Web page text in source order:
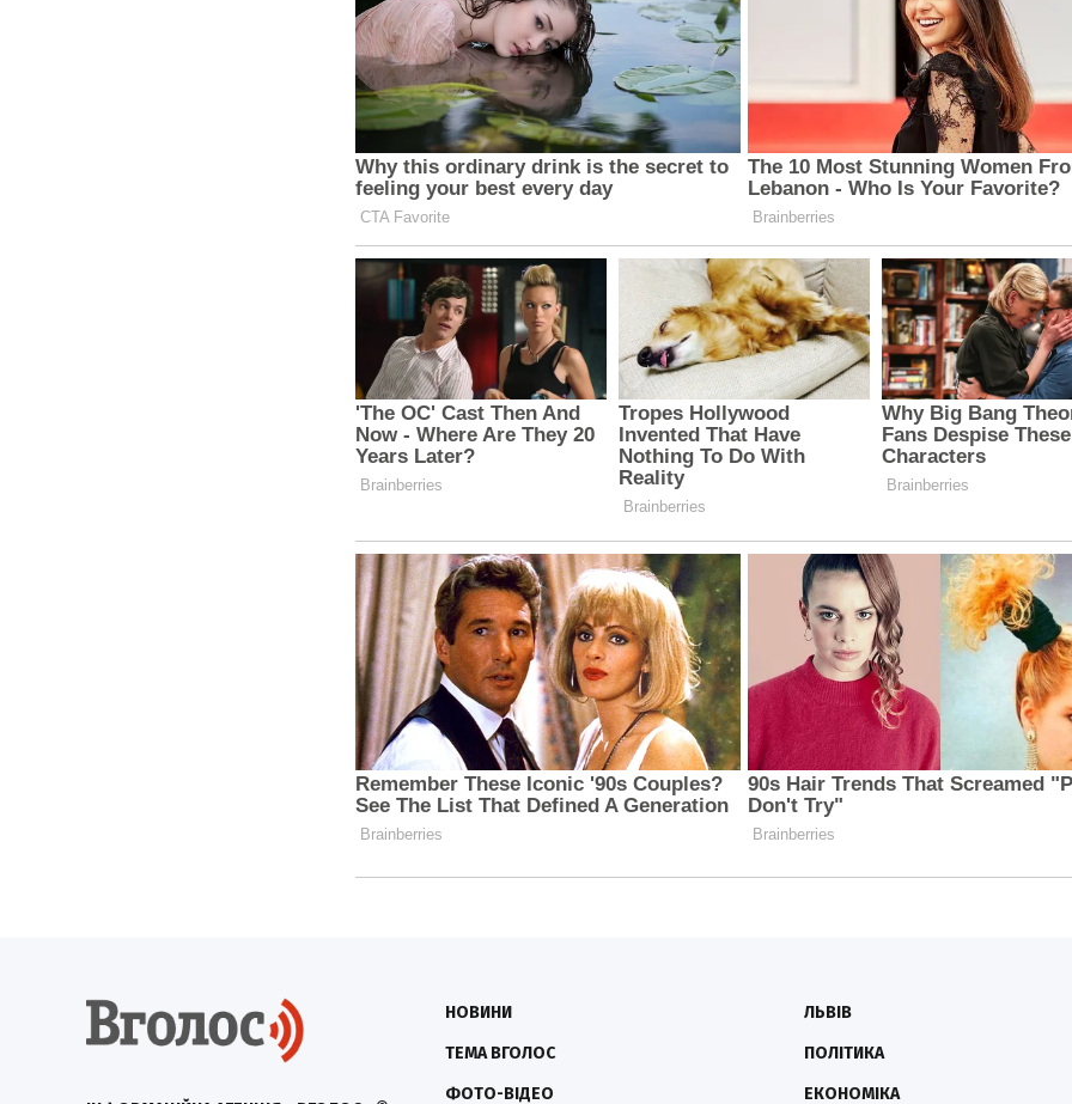
НОВИНИ
ТЕМА ВГОЛОС
ФОТО-ВІДЕО
ЛЬВІВ
ПОЛІТИКА
ЕКОНОМІКА